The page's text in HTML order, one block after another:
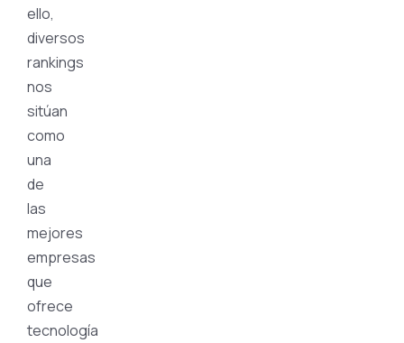
ello,
diversos
rankings
nos
sitúan
como
una
de
las
mejores
empresas
que
ofrece
tecnología